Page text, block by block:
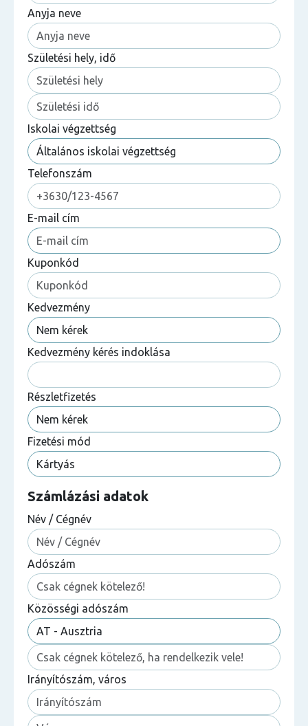
Anyja neve
Születési hely, idő
Iskolai végzettség
Telefonszám
E-mail cím
Kuponkód
Kedvezmény
Kedvezmény kérés indoklása
Részletfizetés
Fizetési mód
Számlázási adatok
Név / Cégnév
Adószám
Közösségi adószám
Irányítószám, város